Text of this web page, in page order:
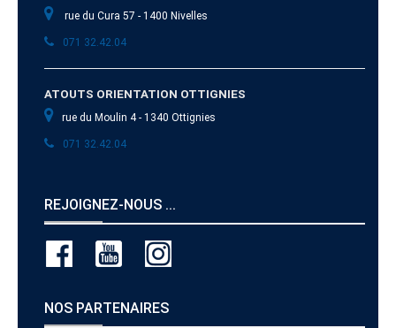
rue du Cura 57 - 1400 Nivelles
071 32.42.04
ATOUTS ORIENTATION OTTIGNIES
rue du Moulin 4 - 1340 Ottignies
071 32.42.04
REJOIGNEZ-NOUS ...
NOS PARTENAIRES